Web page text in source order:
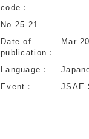
code
No.25-21
Date of
publication
Mar
Language
Event
JSAE